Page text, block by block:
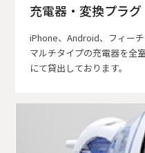
充電器・変換プラグ
iPhone、Android、フィー
マルチタイプの充電器を全
にて貸出しております。